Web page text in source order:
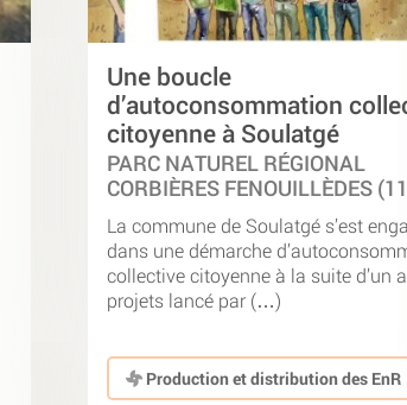
Une boucle
d’autoconsommation
citoyenne à Soulatgé
PARC NATUREL RÉGIONAL
CORBIÈRES FENOUILLÈDES
La commune de Soulatgé s’est
dans une démarche
collective citoyenne à la suite d’un
projets lancé par (…)
Production et distribution des EnR